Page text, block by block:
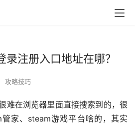
注册入口地址在哪？
攻略技巧
难在浏览器里面直接搜索到的，很
家、steam游戏平台啥的，其实